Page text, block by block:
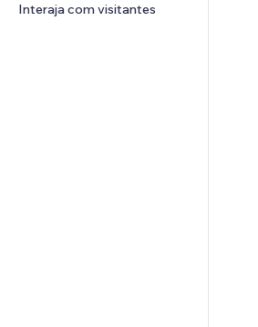
Interaja com visitantes